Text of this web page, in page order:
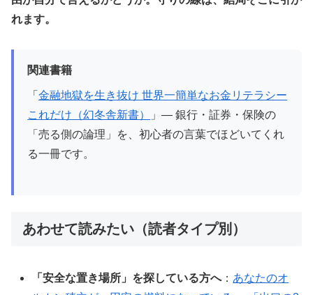
れます。
関連書籍
「金融地獄を生き抜け 世界一簡単なお金リテラシー
これだけ（幻冬舎新書）
」— 銀行・証券・保険の
「売る側の論理」を、初心者の言葉でほどいてくれ
る一冊です。
あわせて読みたい（読者タイプ別）
「安全な置き場所」を探している方へ： あなたのオ